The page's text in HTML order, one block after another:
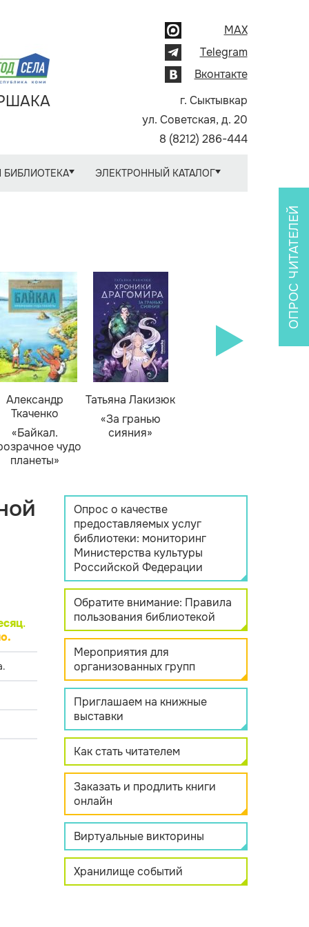
MAX
Telegram
Вконтакте
г. Сыктывкар
ул. Советская, д. 20
8 (8212) 286-444
БИБЛИОТЕКА ЭЛЕКТРОННЫЙ КАТАЛОГ
Александр
Ткаченко
«Байкал.
чудо
планеты»
Татьяна Лакизюк
«За гранью
сияния»
.
ОПРОС ЧИТАТЕЛЕЙ
Опрос о качестве
предоставляемых услуг
библиотеки: мониторинг
Министерства культуры
Российской Федерации
Обратите внимание: Правила
пользования библиотекой
Мероприятия для
организованных групп
Приглашаем на книжные
выставки
Как стать читателем
Заказать и продлить книги
онлайн
Виртуальные викторины
Хранилище событий